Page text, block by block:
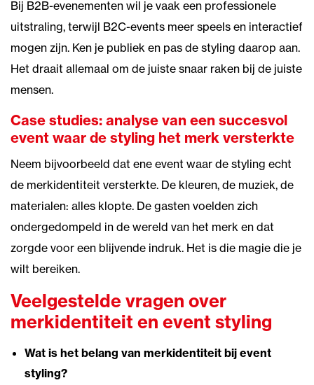
Bij B2B-evenementen wil je vaak een professionele
uitstraling, terwijl B2C-events meer speels en interactief
mogen zijn. Ken je publiek en pas de styling daarop aan.
Het draait allemaal om de juiste snaar raken bij de juiste
mensen.
Case studies: analyse van een succesvol
event waar de styling het merk versterkte
Neem bijvoorbeeld dat ene event waar de styling echt
de merkidentiteit versterkte. De kleuren, de muziek, de
materialen: alles klopte. De gasten voelden zich
ondergedompeld in de wereld van het merk en dat
zorgde voor een blijvende indruk. Het is die magie die je
wilt bereiken.
Veelgestelde vragen over
merkidentiteit en event styling
Wat is het belang van merkidentiteit bij event
styling?